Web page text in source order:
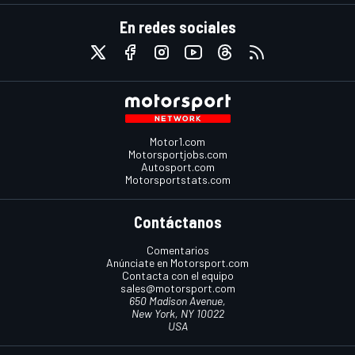
En redes sociales
Motor1.com
Motorsportjobs.com
Autosport.com
Motorsportstats.com
Contáctanos
Comentarios
Anúnciate en Motorsport.com
Contacta con el equipo
sales@motorsport.com
650 Madison Avenue,
New York, NY 10022
USA